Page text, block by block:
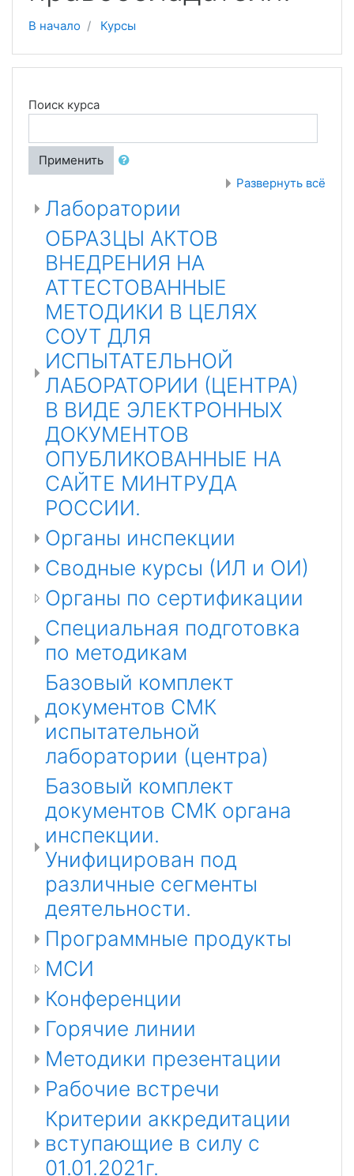
В начало Курсы
Поиск курса
Применить
Развернуть всё
Лаборатории
ОБРАЗЦЫ АКТОВ
ВНЕДРЕНИЯ НА
АТТЕСТОВАННЫЕ
МЕТОДИКИ В ЦЕЛЯХ
СОУТ ДЛЯ
ИСПЫТАТЕЛЬНОЙ
ЛАБОРАТОРИИ (ЦЕНТРА)
В ВИДЕ ЭЛЕКТРОННЫХ
ДОКУМЕНТОВ
ОПУБЛИКОВАННЫЕ НА
САЙТЕ МИНТРУДА
РОССИИ.
Органы инспекции
Сводные курсы (ИЛ и ОИ)
Органы по сертификации
Специальная подготовка
по методикам
Базовый комплект
документов СМК
испытательной
лаборатории (центра)
Базовый комплект
документов СМК органа
инспекции.
Унифицирован под
различные сегменты
деятельности.
Программные продукты
МСИ
Конференции
Горячие линии
Методики презентации
Рабочие встречи
Критерии аккредитации
вступающие в силу с
01.01.2021г.